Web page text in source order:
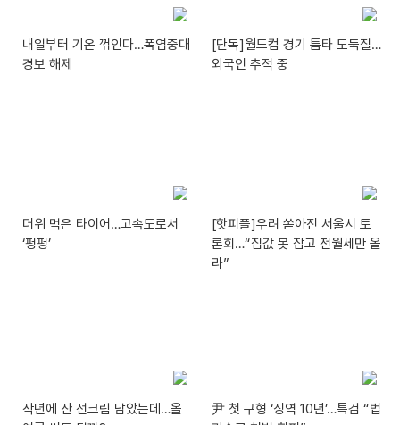
내일부터 기온 꺾인다…폭염중대
경보 해제
[단독]월드컵 경기 틈타 도둑질…
외국인 추적 중
더위 먹은 타이어…고속도로서
‘펑펑’
[핫피플]우려 쏟아진 서울시 토
론회…“집값 못 잡고 전월세만 올
라”
작년에 산 선크림 남았는데…올
尹 첫 구형 ‘징역 10년’…특검 “법